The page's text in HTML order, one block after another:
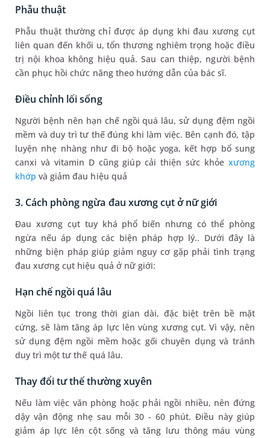
Phẫu thuật
Phẫu thuật thường chỉ được áp dụng khi đau xương cụt
liên quan đến khối u, tổn thương nghiêm trọng hoặc điều
trị nội khoa không hiệu quả. Sau can thiệp, người bệnh
cần phục hồi chức năng theo hướng dẫn của bác sĩ.
Điều chỉnh lối sống
Người bệnh nên hạn chế ngồi quá lâu, sử dụng đệm ngồi
mềm và duy trì tư thế đúng khi làm việc. Bên cạnh đó, tập
luyện nhẹ nhàng như đi bộ hoặc yoga, kết hợp bổ sung
canxi và vitamin D cũng giúp cải thiện sức khỏe xương
khớp và giảm đau hiệu quả
3. Cách phòng ngừa đau xương cụt ở nữ giới
Đau xương cụt tuy khá phổ biến nhưng có thể phòng
ngừa nếu áp dụng các biện pháp hợp lý.. Dưới đây là
những biện pháp giúp giảm nguy cơ gặp phải tình trạng
đau xương cụt hiệu quả ở nữ giới:
Hạn chế ngồi quá lâu
Ngồi liên tục trong thời gian dài, đặc biệt trên bề mặt
cứng, sẽ làm tăng áp lực lên vùng xương cụt. Vì vậy, nên
sử dụng đệm ngồi mềm hoặc gối chuyên dụng và tránh
duy trì một tư thế quá lâu.
Thay đổi tư thế thường xuyên
Nếu làm việc văn phòng hoặc phải ngồi nhiều, nên đứng
dậy vận động nhẹ sau mỗi 30 - 60 phút. Điều này giúp
giảm áp lực lên cột sống và tăng lưu thông máu vùng